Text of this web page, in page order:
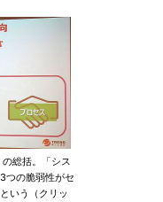
の総括。「シス
つの脆弱性がセ
いう（クリッ